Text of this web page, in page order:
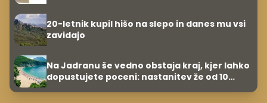
20-letnik kupil hišo na slepo in danes mu vsi
zavidajo
Na Jadranu še vedno obstaja kraj, kjer lahko
dopustujete poceni: nastanitev že od 10